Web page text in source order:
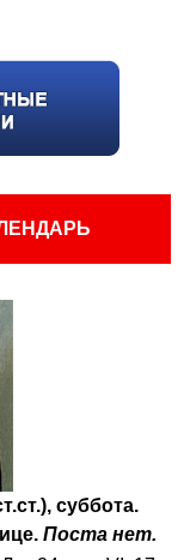
суббота.
Поста нет.